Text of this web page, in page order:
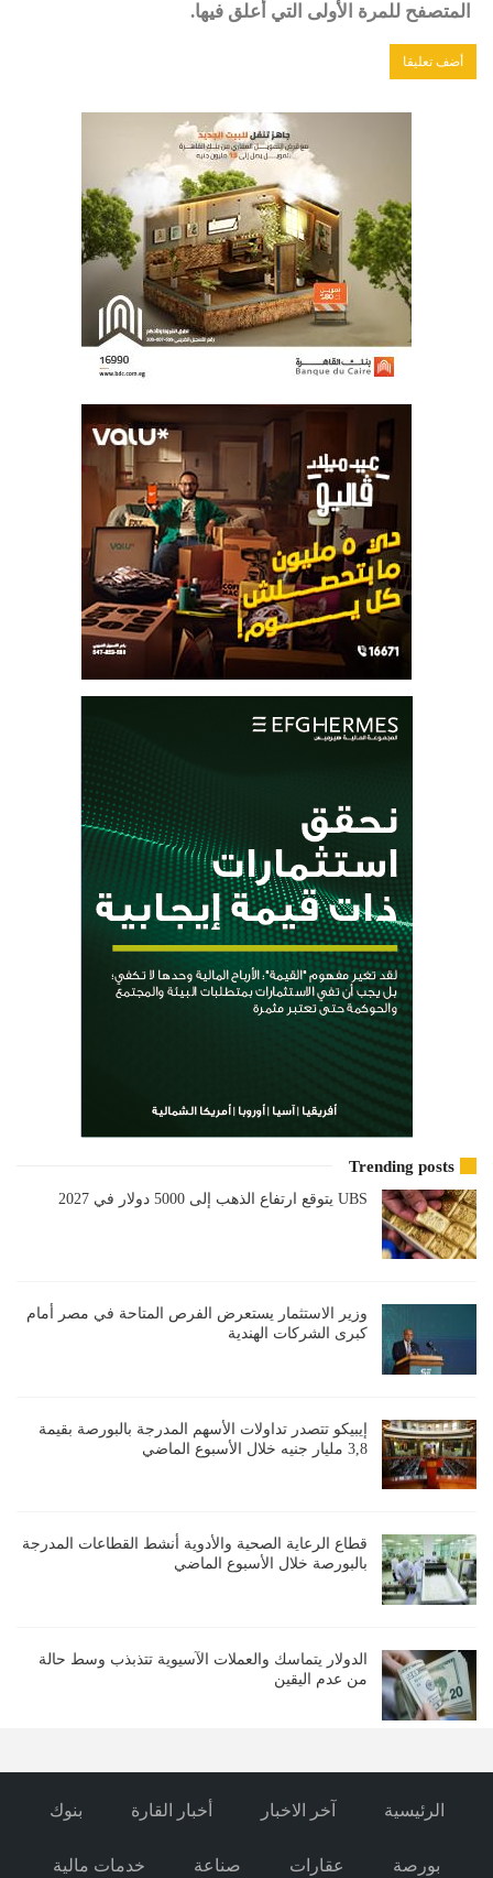
المتصفح للمرة الأولى التي أعلق فيها.
Trending posts
UBS يتوقع ارتفاع الذهب إلى 5000 دولار في 2027
وزير الاستثمار يستعرض الفرص المتاحة في مصر أمام
كبرى الشركات الهندية
إيبيكو تتصدر تداولات الأسهم المدرجة بالبورصة بقيمة
3,8 مليار جنيه خلال الأسبوع الماضي
قطاع الرعاية الصحية والأدوية أنشط القطاعات المدرجة
بالبورصة خلال الأسبوع الماضي
الدولار يتماسك والعملات الآسيوية تتذبذب وسط حالة
من عدم اليقين
الرئيسية آخر الاخبار أخبار القارة بنوك
بورصة عقارات صناعة خدمات مالية